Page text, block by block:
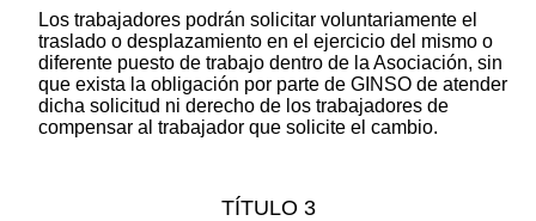
Los trabajadores podrán solicitar voluntariamente el
traslado o desplazamiento en el ejercicio del mismo o
diferente puesto de trabajo dentro de la Asociación, sin
que exista la obligación por parte de GINSO de atender
dicha solicitud ni derecho de los trabajadores de
compensar al trabajador que solicite el cambio.
TÍTULO 3